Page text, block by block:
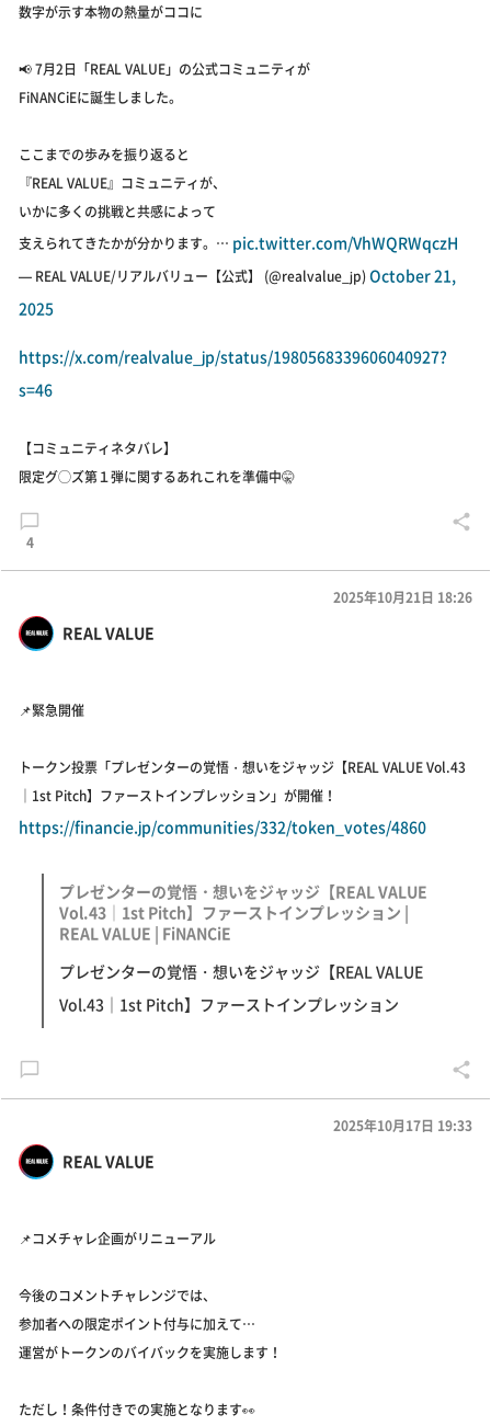
数字が示す本物の熱量がココに
📢 7月2日「REAL VALUE」の公式コミュニティが
FiNANCiEに誕生しました。
ここまでの歩みを振り返ると
『REAL VALUE』コミュニティが、
いかに多くの挑戦と共感によって
支えられてきたかが分かります。… pic.twitter.com/VhWQRWqczH
— REAL VALUE/リアルバリュー【公式】 (@realvalue_jp)October 21,
2025
https://x.com/realvalue_jp/status/1980568339606040927?
s=46
【コミュニティネタバレ】
限定グ◯ズ第１弾に関するあれこれを準備中🤫
4
REAL VALUE
2025年10月21日 18:26
📌緊急開催
トークン投票「プレゼンターの覚悟・想いをジャッジ【REAL VALUE Vol.43
｜1st Pitch】ファーストインプレッション」が開催！
https://financie.jp/communities/332/token_votes/4860
プレゼンターの覚悟・想いをジャッジ【REAL VALUE
Vol.43｜1st Pitch】ファーストインプレッション |
REAL VALUE | FiNANCiE
プレゼンターの覚悟・想いをジャッジ【REAL VALUE
Vol.43｜1st Pitch】ファーストインプレッション
REAL VALUE
2025年10月17日 19:33
📌コメチャレ企画がリニューアル
今後のコメントチャレンジでは、
参加者への限定ポイント付与に加えて…
運営がトークンのバイバックを実施します！
ただし！条件付きでの実施となります👀